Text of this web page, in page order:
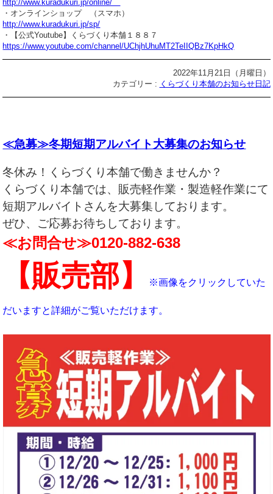
http://www.kuradukuri.jp/online/
・オンラインショップ （スマホ）
http://www.kuradukuri.jp/sp/
・【公式Youtube】くらづくり本舗１８８７
https://www.youtube.com/channel/UChjhUhuMT2TeIIQBz7KpHkQ
2022年11月21日（月曜日）
カテゴリー : くらづくり本舗のお知らせ日記
≪急募≫冬期短期アルバイト大募集のお知らせ
冬休み！くらづくり本舗で働きませんか？
くらづくり本舗では、販売軽作業・製造軽作業にて
短期アルバイトさんを大募集しております。
ぜひ、ご応募お待ちしております。
≪お問合せ≫0120-882-638
【販売部】 ※画像をクリックしていた
だいますと詳細がご覧いただけます。